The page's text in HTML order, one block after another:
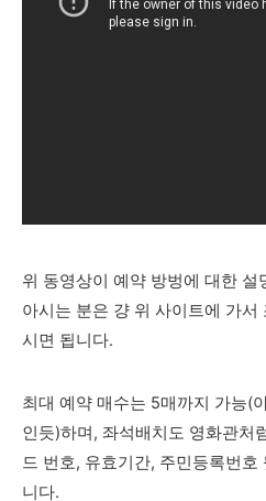
위 동영상이 예약 방벙에 대한 설
아시는 분은 걍 위 사이트에 가
시면 됩니다.
최대 예약 매수는 5매까지 가능(
인듯)하며, 좌석배치도 영화관처
드 번호, 유효기간, 주민등록번
니다.